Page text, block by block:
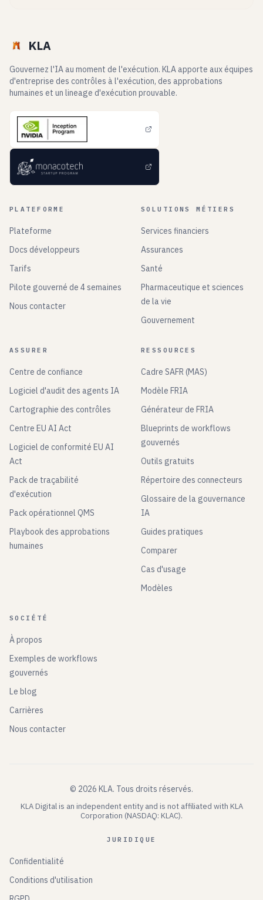
KLA
Gouvernez l'IA au moment de l'exécution. KLA apporte aux équipes
d'entreprise des contrôles à l'exécution, des approbations
humaines et un lineage d'exécution prouvable.
PLATEFORME
Plateforme
Docs développeurs
Tarifs
Pilote gouverné de 4 semaines
Nous contacter
SOLUTIONS MÉTIERS
Services financiers
Assurances
Santé
Pharmaceutique et sciences
de la vie
Gouvernement
ASSURER
Centre de confiance
Logiciel d'audit des agents IA
Cartographie des contrôles
Centre EU AI Act
Logiciel de conformité EU AI
Act
Pack de traçabilité
d'exécution
Pack opérationnel QMS
Playbook des approbations
humaines
RESSOURCES
Cadre SAFR (MAS)
Modèle FRIA
Générateur de FRIA
Blueprints de workflows
gouvernés
Outils gratuits
Répertoire des connecteurs
Glossaire de la gouvernance
IA
Guides pratiques
Comparer
Cas d'usage
Modèles
SOCIÉTÉ
À propos
Exemples de workflows
gouvernés
Le blog
Carrières
Nous contacter
© 2026 KLA. Tous droits réservés.
KLA Digital is an independent entity and is not affiliated with KLA
Corporation (NASDAQ: KLAC).
JURIDIQUE
Confidentialité
Conditions d'utilisation